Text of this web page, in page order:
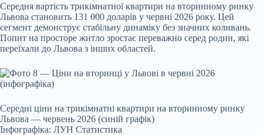
Середня вартість трикімнатної квартири на вторинному ринку
Львова становить 131 000 доларів у червні 2026 року. Цей
сегмент демонструє стабільну динаміку без значних коливань.
Попит на просторе житло зростає переважно серед родин, які
переїхали до Львова з інших областей.
Середні ціни на трикімнатні квартири на вторинному ринку
Львова — червень 2026 (синій графік)
Інфографіка: ЛУН Статистика